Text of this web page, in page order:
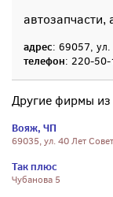
автозапчасти,
адрес: 69057,
телефон: 220-
Другие фирмы из
Вояж, ЧП
69035, ул. 40 Лет
Так плюс
Чубанова 5